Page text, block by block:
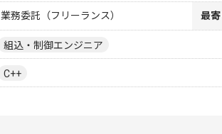
業務委託（フリーランス） 最
組込・制御エンジニア
C++